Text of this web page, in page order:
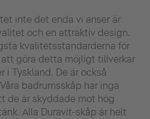
inte det enda vi anser är
och en attraktiv design.
kvalitetsstandarderna för
att göra detta möjligt tillverkar
i Tyskland. De är också
badrumsskåp har inga
de är skyddade mot hög
Alla Duravit-skåp är helt